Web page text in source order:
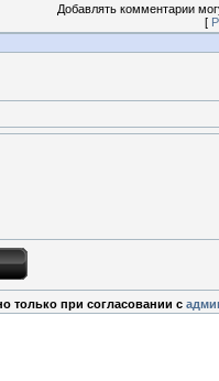
Добавлять комментарии
[
только при согласовании с